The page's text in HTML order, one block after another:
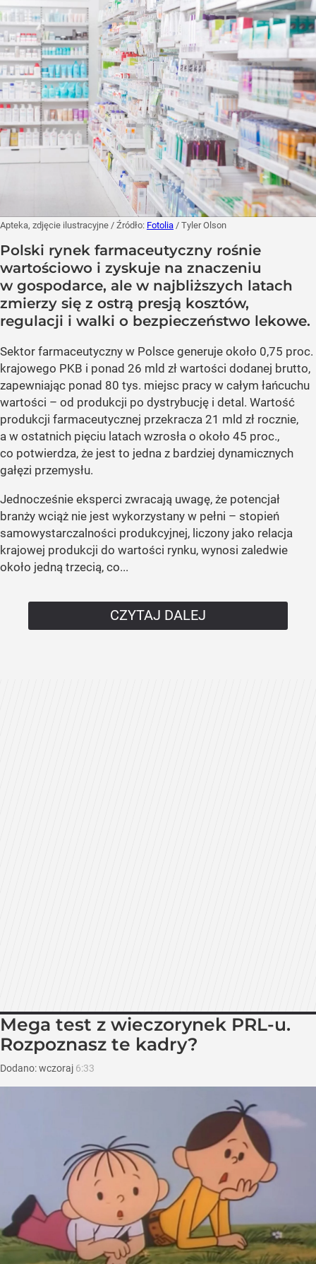
Apteka, zdjęcie ilustracyjne / Źródło: Fotolia / Tyler Olson
Polski rynek farmaceutyczny rośnie
wartościowo i zyskuje na znaczeniu
w gospodarce, ale w najbliższych latach
zmierzy się z ostrą presją kosztów,
regulacji i walki o bezpieczeństwo lekowe.
Sektor farmaceutyczny w Polsce generuje około 0,75 proc.
krajowego PKB i ponad 26 mld zł wartości dodanej brutto,
zapewniając ponad 80 tys. miejsc pracy w całym łańcuchu
wartości – od produkcji po dystrybucję i detal. Wartość
produkcji farmaceutycznej przekracza 21 mld zł rocznie,
a w ostatnich pięciu latach wzrosła o około 45 proc.,
co potwierdza, że jest to jedna z bardziej dynamicznych
gałęzi przemysłu.
Jednocześnie eksperci zwracają uwagę, że potencjał
branży wciąż nie jest wykorzystany w pełni – stopień
samowystarczalności produkcyjnej, liczony jako relacja
krajowej produkcji do wartości rynku, wynosi zaledwie
około jedną trzecią, co...
CZYTAJ DALEJ
Mega test z wieczorynek PRL-u.
Rozpoznasz te kadry?
Dodano:wczoraj 6:33